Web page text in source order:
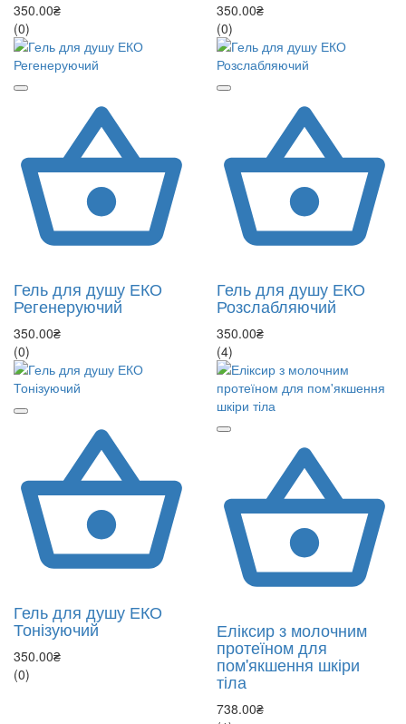
350.00₴
(0)
350.00₴
(0)
Гель для душу ЕКО
Регенеруючий
350.00₴
(0)
Гель для душу ЕКО
Розслабляючий
350.00₴
(4)
Гель для душу ЕКО
Тонізуючий
350.00₴
(0)
Еліксир з молочним
протеїном для
пом'якшення шкіри
тіла
738.00₴